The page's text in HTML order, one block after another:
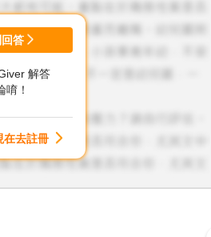
回答
解答
唷！
在去註冊